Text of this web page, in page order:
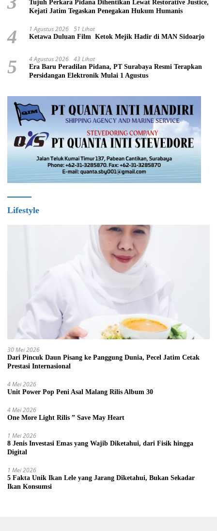
Tujuh Perkara Pidana Dihentikan Lewat Restorative Justice,
Kejati Jatim Tegaskan Penegakan Hukum Humanis
4 1 Agustus 2026 51 Lihat
Ketawa Duluan Film Ketok Mejik Hadir di MAN Sidoarjo
5 4 Agustus 2026 43 Lihat
Era Baru Peradilan Pidana, PT Surabaya Resmi Terapkan
Persidangan Elektronik Mulai 1 Agustus
Lifestyle
30 Mei 2026
Dari Pincuk Daun Pisang ke Panggung Dunia, Pecel Jatim Cetak
Prestasi Internasional
4 Mei 2026
Unit Power Pop Peni Asal Malang Rilis Album 30
4 Mei 2026
One More Light Rilis ” Save May Heart
1 Mei 2026
8 Jenis Investasi Emas yang Wajib Diketahui, dari Fisik hingga
Digital
1 Mei 2026
5 Fakta Unik Ikan Lele yang Jarang Diketahui, Bukan Sekadar
Ikan Konsumsi